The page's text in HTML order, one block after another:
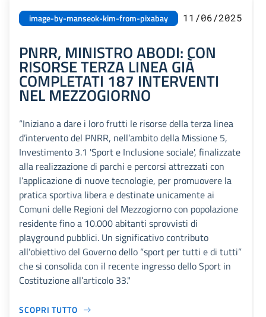
image-by-manseok-kim-from-pixabay 11/06/2025
PNRR, MINISTRO ABODI: CON
RISORSE TERZA LINEA GIÀ
COMPLETATI 187 INTERVENTI
NEL MEZZOGIORNO
“Iniziano a dare i loro frutti le risorse della terza linea
d’intervento del PNRR, nell’ambito della Missione 5,
Investimento 3.1 'Sport e Inclusione sociale', finalizzate
alla realizzazione di parchi e percorsi attrezzati con
l’applicazione di nuove tecnologie, per promuovere la
pratica sportiva libera e destinate unicamente ai
Comuni delle Regioni del Mezzogiorno con popolazione
residente fino a 10.000 abitanti sprovvisti di
playground pubblici. Un significativo contributo
all’obiettivo del Governo dello “sport per tutti e di tutti”
che si consolida con il recente ingresso dello Sport in
Costituzione all’articolo 33."
SCOPRI TUTTO